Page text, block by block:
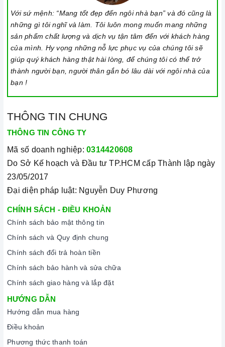
Lưu ý vệ sinh và bảo quản bếp
Luôn dùng khăn mềm và khô để vệ sinh mặt bếp, chú ý lau
thật nhẹ để tránh làm trầy xước mặt bếp.
Đối với các vết bẩn cứng đầu, có thể dùng giấy ướt hoặc chất
tẩy rửa chuyên dụng để lau mặt bếp.
Khi không sử dụng, nên cất giữ cẩn thận và bảo quản mặt
bếp để tránh làm trầy xước, ảnh hưởng đến cảm ứng bếp từ.
Thường xuyên lau chùi bếp và giữ vệ sinh sạch sẽ để đảm
bảo tuổi thọ của bếp.
3. Tại sao nên chọn mua sản phẩm tại Home Best?
phẩm chính hãng 100%, có nguồn gốc, xuất xứ và chứng từ
rõ ràng.
Chế độ hỗ trợ bảo hành linh hoạt:
lắp đặt, chế độ bảo hành chính hãng, hậu mãi chuyên
nghiệp, đảm bảo rằng quý khách sẽ có trải nghiệm tuyệt vời
và không gặp bất kỳ khó khăn nào trong quá trình sử dụng
sản phẩm.
Vận chuyển lắp đặt nhanh chóng:
nhân viên và kỹ thuật viên chuyên nghiệp, tận tâm sẽ đồng
hành cùng quý khách trong quá trình mua sắm và sử dụng
Với sứ mệnh: “Mang tốt đẹp đến ngôi nhà bạn” và đó cũng là
những gì tôi nghĩ và làm. Tôi luôn mong muốn mang những
sản phẩm chất lượng và dịch vụ tận tâm đến với khách hàng
của mình. Hy vọng những nỗ lực phục vụ của chúng tôi sẽ
giúp quý khách hàng thật hài lòng, để chúng tôi có thể trở
thành người bạn, người thân gắn bó lâu dài với ngôi nhà của
bạn !
THÔNG TIN CHUNG
THÔNG TIN CÔNG TY
Mã số doanh nghiệp: 0314420608
Do Sở Kế hoạch và Đầu tư TP.HCM cấp Thành lập ngày
23/05/2017
Đại diện pháp luật: Nguyễn Duy Phương
CHÍNH SÁCH - ĐIỀU KHOẢN
Chính sách bảo mật thông tin
Chính sách và Quy định chung
Chính sách đổi trả hoàn tiền
Chính sách bảo hành và sửa chữa
Chính sách giao hàng và lắp đặt
HƯỚNG DẪN
Hướng dẫn mua hàng
Điều khoản
Phương thức thanh toán